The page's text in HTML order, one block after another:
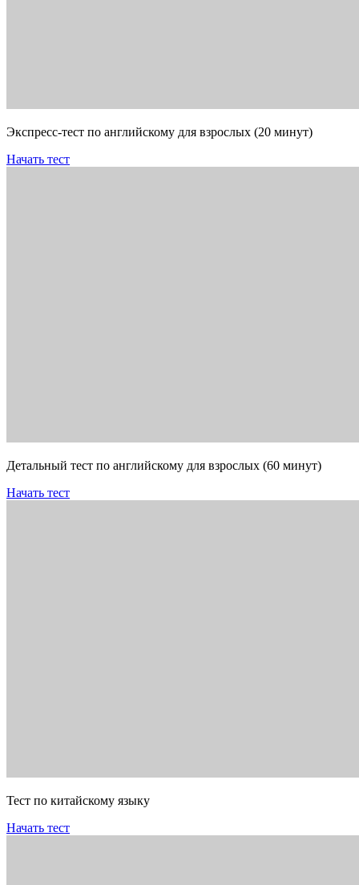
Экспресс-тест по английскому для взрослых (20 минут)
Начать тест
Детальный тест по английскому для взрослых (60 минут)
Начать тест
Тест по китайскому языку
Начать тест